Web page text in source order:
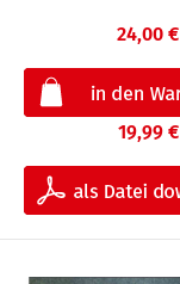
24,00 €
19,99 €